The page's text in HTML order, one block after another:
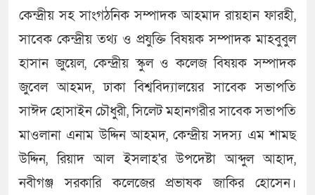
কেন্দ্রীয় সহ সাংগঠনিক সম্পাদক আহমাদ রায়হান ফারহী,
সাবেক কেন্দ্রীয় তথ্য ও প্রযুক্তি বিষয়ক সম্পাদক মাহবুবুল
হাসান জুয়েল, কেন্দ্রীয় স্কুল ও কলেজ বিষয়ক সম্পাদক
জুবেল আহমদ, ঢাকা বিশ্ববিদ্যালয়ের সাবেক সভাপতি
সাঈদ হোসাইন চৌধুরী, সিলেট মহানগরীর সাবেক সভাপতি
মাওলানা এনাম উদ্দিন আহমদ, কেন্দ্রীয় সদস্য এম শামছ
উদ্দিন, রিয়াদ আল ইসলাহ'র উপদেষ্টা আব্দুল আহাদ,
নবীগঞ্জ সরকারি কলেজের প্রভাষক জাকির হোসেন।